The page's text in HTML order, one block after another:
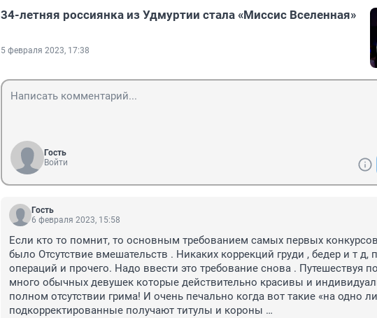
34-летняя россиянка из Удмуртии стала «Миссис Вселенная»
5 февраля 2023, 17:38
Гость
Войти
Гость
6 февраля 2023, 15:58
Если кто то помнит, то основным требованием самых первых
было Отсутствие вмешательств . Никаких коррекций груди , бедер и т д,
операций и прочего. Надо ввести это требование снова . Путешествуя
много обычных девушек которые действительно красивы и
полном отсутствии грима! И очень печально когда вот такие «на одно
подкорректированные получают титулы и короны …